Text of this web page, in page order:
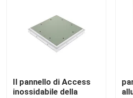
copertura dello scolo di
Il pannello di Access
inossidabile della